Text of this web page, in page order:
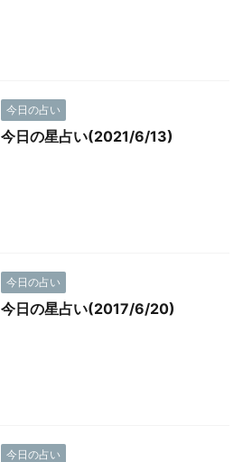
今日の占い
今日の星占い(2021/6/13)
今日の占い
今日の星占い(2017/6/20)
今日の占い